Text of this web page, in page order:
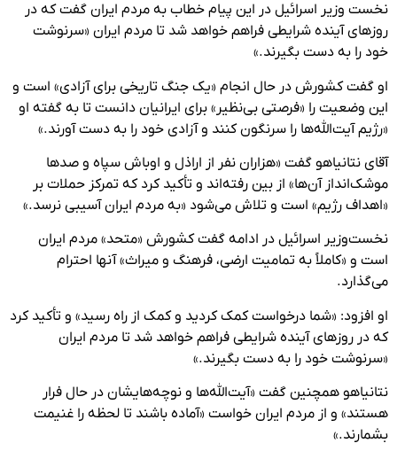
نخست وزیر اسرائیل در این پیام خطاب به مردم ایران گفت که در
روزهای آینده شرایطی فراهم خواهد شد تا مردم ایران «سرنوشت
خود را به دست بگیرند.»
او گفت کشورش در حال انجام «یک جنگ تاریخی برای آزادی» است و
این وضعیت را «فرصتی بی‌نظیر» برای ایرانیان دانست تا به گفته او
«رژیم آیت‌الله‌ها را سرنگون کنند و آزادی خود را به دست آورند.»
آقای نتانیاهو گفت «هزاران نفر از اراذل و اوباش سپاه و صدها
موشک‌انداز آن‌ها» از بین رفته‌اند و تأکید کرد که تمرکز حملات بر
«اهداف رژیم» است و تلاش می‌شود «به مردم ایران آسیبی نرسد.»
نخست‌وزیر اسرائیل در ادامه گفت کشورش «متحد» مردم ایران
است و «کاملاً به تمامیت ارضی، فرهنگ و میراث» آنها احترام
می‌گذارد.
او افزود: «شما درخواست کمک کردید و کمک از راه رسید» و تأکید کرد
که در روزهای آینده شرایطی فراهم خواهد شد تا مردم ایران
«سرنوشت خود را به دست بگیرند.»
نتانیاهو همچنین گفت «آیت‌الله‌ها و نوچه‌هایشان در حال فرار
هستند» و از مردم ایران خواست «آماده باشند تا لحظه را غنیمت
بشمارند.»